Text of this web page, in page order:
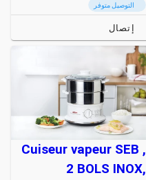
التوصيل متوفر
إتصال
Cuiseur vapeur SEB ,
2 BOLS INOX,